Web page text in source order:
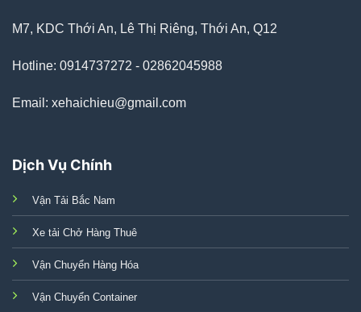
M7, KDC Thới An, Lê Thị Riêng, Thới An, Q12
Hotline: 0914737272 - 02862045988
Email: xehaichieu@gmail.com
Dịch Vụ Chính
Vận Tải Bắc Nam
Xe tải Chở Hàng Thuê
Vận Chuyển Hàng Hóa
Vận Chuyển Container